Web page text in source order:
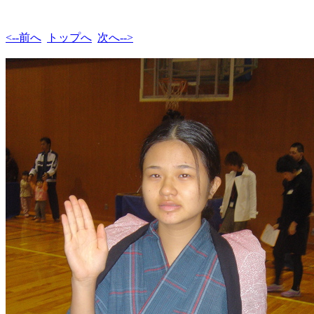
<--前へ トップへ 次へ-->